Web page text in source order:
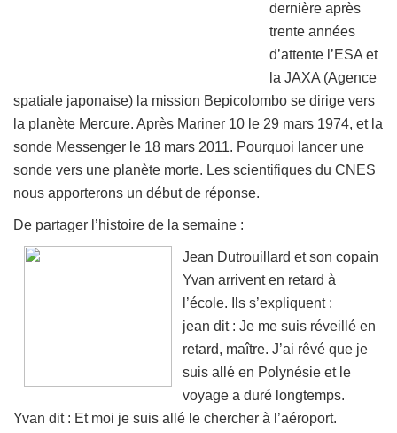
dernière après
trente années
d’attente l’ESA et
la JAXA (Agence
spatiale japonaise) la mission Bepicolombo se dirige vers
la planète Mercure. Après Mariner 10 le 29 mars 1974, et la
sonde Messenger le 18 mars 2011. Pourquoi lancer une
sonde vers une planète morte. Les scientifiques du CNES
nous apporterons un début de réponse.
De partager l’histoire de la semaine :
Jean Dutrouillard et son copain
Yvan arrivent en retard à
l’école. Ils s’expliquent :
jean dit : Je me suis réveillé en
retard, maître. J’ai rêvé que je
suis allé en Polynésie et le
voyage a duré longtemps.
Yvan dit : Et moi je suis allé le chercher à l’aéroport.